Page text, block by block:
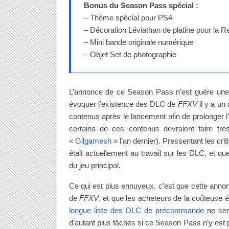
Bonus du Season Pass spécial :
– Thème spécial pour PS4
– Décoration Léviathan de platine pour la
– Mini bande originale numérique
– Objet Set de photographie
L’annonce de ce Season Pass n’est guère
évoquer l’existence des DLC de FFXVil y a un
contenus après le lancement afin de prolonger
certains de ces contenus devraient faire
« Gilgamesh »l’an dernier). Pressentant les
était actuellement au travail sur les DLC, et
du jeu principal.
Ce qui est plus ennuyeux, c’est que cette
de FFXV, et que les acheteurs de la coûteuse
longue liste des DLC de précommandene
d’autant plus fâchés si ce Season Pass n’y est